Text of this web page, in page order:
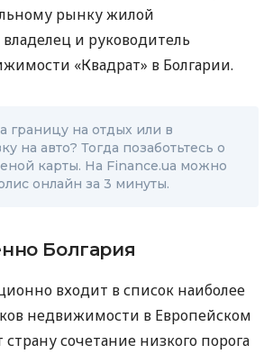
рынку жилой
и руководитель
«Квадрат» в Болгарии.
границу на отдых или в
на авто? Тогда позаботьтесь о
карты. На Finance.ua можно
онлайн за 3 минуты.
Болгария
входит в список наиболее
недвижимости в Европейском
сочетание низкого порога